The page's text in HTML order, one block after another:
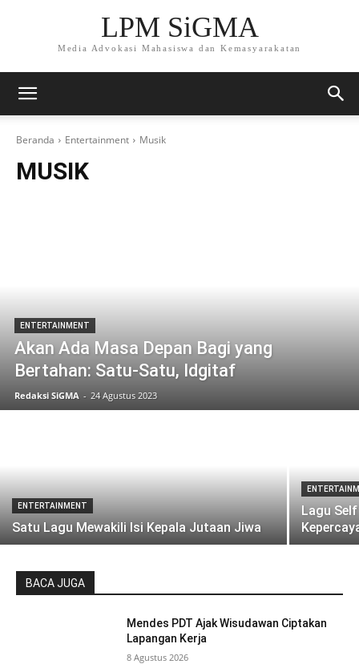
LPM SiGMA
Media Advokasi Mahasiswa dan Kemasyarakatan
Beranda Entertainment Musik
MUSIK
ENTERTAINMENT
Akan Ada Masa Depan Bagi yang
Bertahan: Satu-Satu, Idgitaf
Redaksi SiGMA - 24 Agustus 2023
ENTERTAINMENT
Satu Lagu Mewakili Isi Kepala Jutaan Jiwa
Lagu
BACA JUGA
Mendes PDT Ajak Wisudawan Ciptakan
Lapangan Kerja
8 Agustus 2026